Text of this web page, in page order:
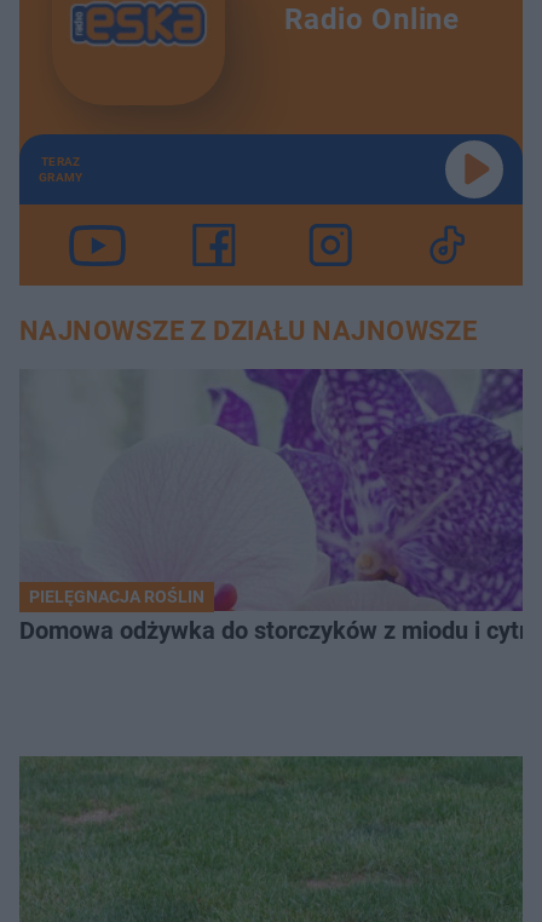
Radio Online
TERAZ
GRAMY
NAJNOWSZE Z DZIAŁU NAJNOWSZE
PIELĘGNACJA ROŚLIN
Domowa odżywka do storczyków z miodu i